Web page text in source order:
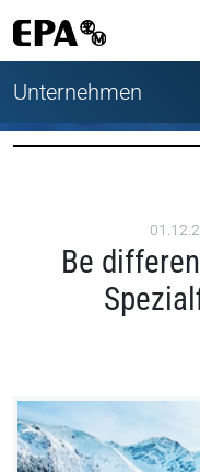
Unternehmen
Be